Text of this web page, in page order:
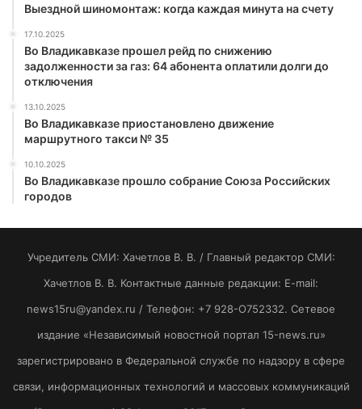
Выездной шиномонтаж: когда каждая минута на счету
17.10.2025
Во Владикавказе прошел рейд по снижению
задолженности за газ: 64 абонента оплатили долги до
отключения
13.10.2025
Во Владикавказе приостановлено движение
маршрутного такси № 35
10.10.2025
Во Владикавказе прошло собрание Союза Российских
городов
Учредитель СМИ: Хaчeтлoв B. B. / Главный редактор СМИ:
Хaчeтлoв B. B. Контактные данные редакции: E-mail:
news15ru@yandex.ru / Телефон: +7 928-O752332. Сетевое
издание «Независимый новостной портал 15-news.ru»
зарегистрировано в Федеральной службе по надзору в сфере
связи, информационных технологий и массовых коммуникаций